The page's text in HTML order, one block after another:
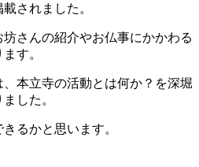
されました。
さんの紹介やお仏事にかかわる
す。
本立寺の活動とは何か？を深堀
した。
るかと思います。